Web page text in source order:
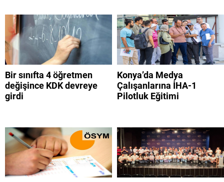
Bir sınıfta 4 öğretmen
değişince KDK devreye
girdi
Konya’da Medya
Çalışanlarına İHA-1
Pilotluk Eğitimi